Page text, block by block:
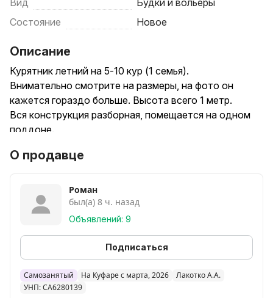
Вид
Будки и вольеры
Состояние
Новое
Описание
Курятник летний на 5-10 кур (1 семья).
Внимательно смотрите на размеры, на фото он
кажется гораздо больше. Высота всего 1 метр.
Вся конструкция разборная, помещается на одном
поддоне.
помета, вентиляция, окошко. Дверь для
Размеры на фото, можно сделать побольше.
Крыша - профлист.
Сетка с ячейкой 20*20, защитит от мелкого хищника.
Гнездо для сбора яиц - 2 отсека, по 35 см на каждый.
Дополнительно можно поставить:
1. Утепление для содержания до поздней осени.
2. Освещение и обогрев.
О продавце
Роман
был(а) 8 ч. назад
Объявлений: 9
Подписаться
Самозанятый На Куфаре с марта, 2026
Лакотко А.А.
УНП: CA6280139